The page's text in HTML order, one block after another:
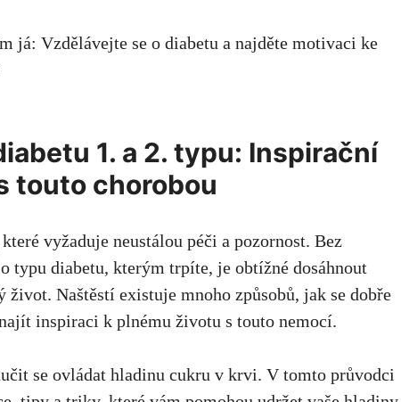
já: Vzdělávejte se o⁣ diabetu ‍a ‌najděte motivaci ke
‍1. a 2. ⁢typu: ⁢Inspirační‍
touto chorobou
vyžaduje neustálou péči a pozornost. Bez
typu‌ diabetu, kterým trpíte, je obtížné dosáhnout
Naštěstí existuje mnoho způsobů, jak se dobře
inspiraci k plnému životu s touto nemocí.
‌se⁣ ovládat hladinu⁤ cukru v⁣ krvi. V tomto průvodci